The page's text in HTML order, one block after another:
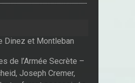
Dinez et Montleban
de l’Armée Secrète –
Joseph Cremer,